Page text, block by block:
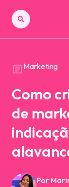
Marketing
Como
de
Por